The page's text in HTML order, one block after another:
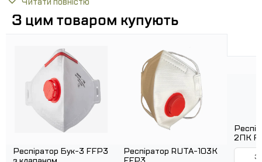
ПЕРЕВАГИ:
Підвищена зносостійкість та міцність
поверхнями
Безшовна конструкція для комфорту при
тривалій роботі
Щільна в'язка захищає від механічних впливів
Бавовняний внутрішній шар приємний для
Еластична манжета з гумкою для надійної
З цим товаром купують
Респіратор Бук-3 FFP3
Респіратор RUTA-103K
2ПК